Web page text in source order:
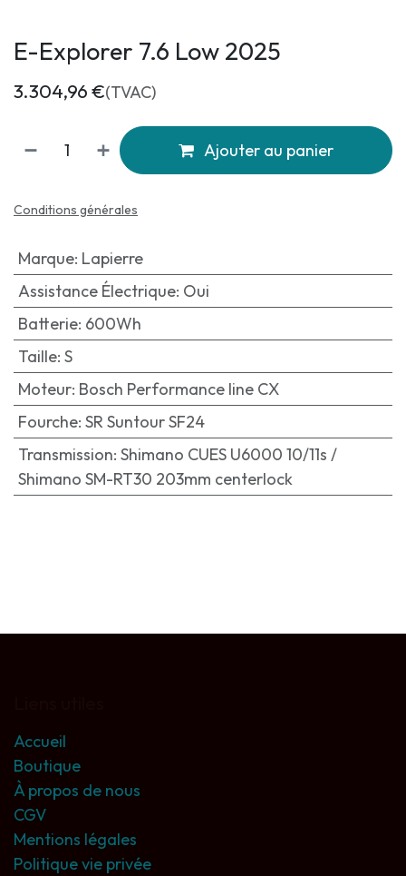
E-Explorer 7.6 Low 2025
3.304,96€(TVAC)
Ajouter au panier
Conditions générales
Marque: Lapierre
Assistance Électrique: Oui
Batterie: 600Wh
Taille: S
Moteur: Bosch Performance line CX
Fourche: SR Suntour SF24
Transmission: Shimano CUES U6000 10/11s /
Shimano SM-RT30 203mm centerlock
Accueil
Boutique
À propos de nous
CGV
Mentions légales
Politique vie privée